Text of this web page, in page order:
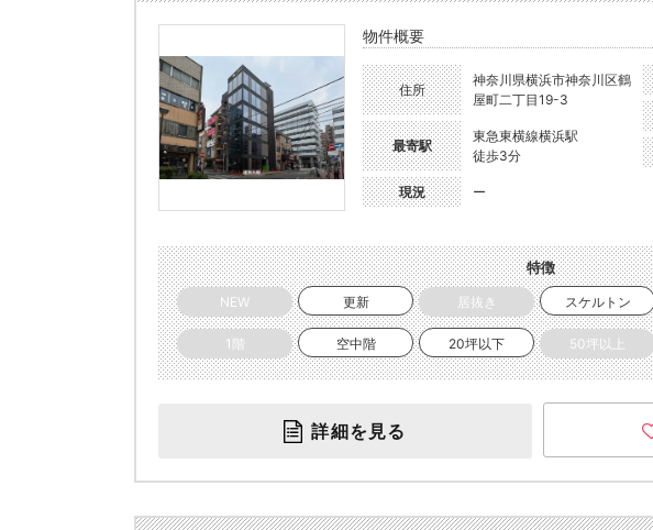
物件概要
住所
神奈川県横浜市神奈川区鶴
屋町二丁目19-3
最寄駅
東急東横線横浜駅
徒歩3分
現況 ー
特徴
NEW 更新 居抜き スケルトン
1階 空中階 20坪以下 50坪以上
詳細を見る